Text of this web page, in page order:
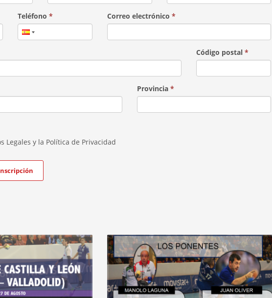
Teléfono * Correo electrónico *
Código postal*
Provincia *
Legales y la Política de Privacidad